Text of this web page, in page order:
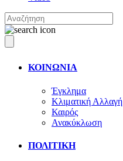
ΚΟΙΝΩΝΙΑ
Έγκλημα
Κλιματική Αλλαγή
Καιρός
Ανακύκλωση
ΠΟΛΙΤΙΚΗ